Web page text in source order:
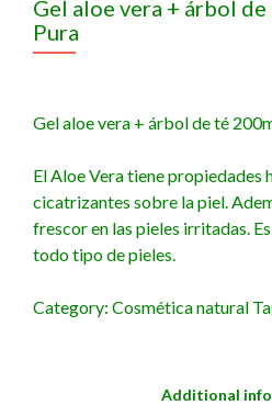
Gel aloe vera + árbol
Pura
Gel aloe vera + árbol de té
El Aloe Vera tiene propiedades
cicatrizantes sobre la piel.
frescor en las pieles irritadas.
todo tipo de pieles.
Category: Cosmética natural
Additional